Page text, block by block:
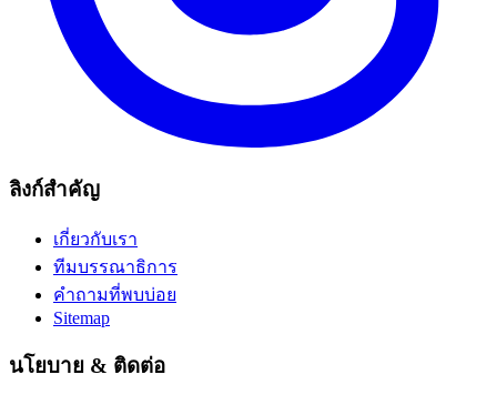
ลิงก์สำคัญ
เกี่ยวกับเรา
ทีมบรรณาธิการ
คำถามที่พบบ่อย
Sitemap
นโยบาย & ติดต่อ